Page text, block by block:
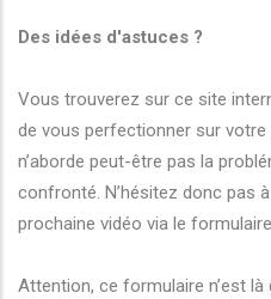
Des idées d'astuces ?
Vous trouverez sur ce site
de vous perfectionner sur votre
n’aborde peut-être pas la
confronté. N’hésitez donc pas
prochaine vidéo via le
Attention, ce formulaire n’est